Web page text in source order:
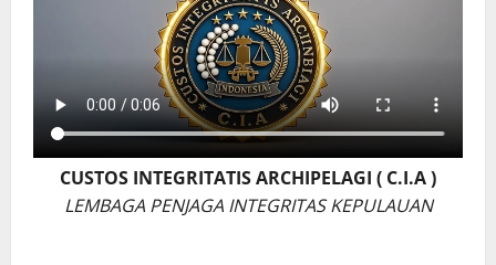
CUSTOS INTEGRITATIS ARCHIPELAGI ( C.I.A )
LEMBAGA PENJAGA INTEGRITAS KEPULAUAN